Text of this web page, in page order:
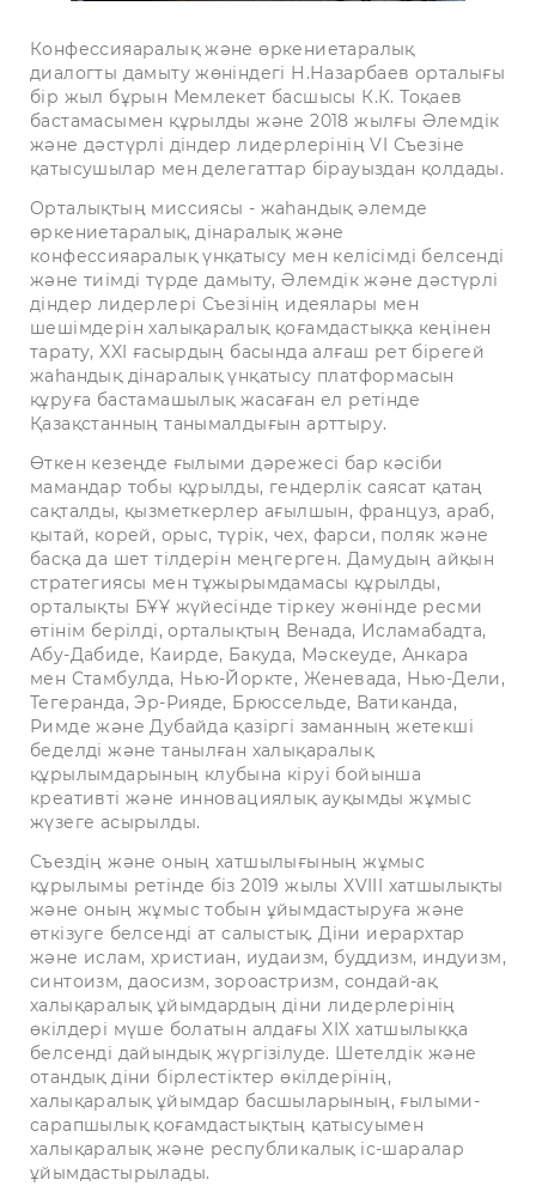
Конфессияаралық және өркениетаралық
диалогты дамыту жөніндегі Н.Назарбаев орталығы
бір жыл бұрын Мемлекет басшысы К.К. Тоқаев
бастамасымен құрылды және 2018 жылғы Әлемдік
және дәстүрлі діндер лидерлерінің VI Съезіне
қатысушылар мен делегаттар бірауыздан қолдады.
Орталықтың миссиясы - жаһандық әлемде
өркениетаралық, дінаралық және
конфессияаралық үнқатысу мен келісімді белсенді
және тиімді түрде дамыту, Әлемдік және дәстүрлі
діндер лидерлері Съезінің идеялары мен
шешімдерін халықаралық қоғамдастыққа кеңінен
тарату, XXI ғасырдың басында алғаш рет бірегей
жаһандық дінаралық үнқатысу платформасын
құруға бастамашылық жасаған ел ретінде
Қазақстанның танымалдығын арттыру.
Өткен кезеңде ғылыми дәрежесі бар кәсіби
мамандар тобы құрылды, гендерлік саясат қатаң
сақталды, қызметкерлер ағылшын, француз, араб,
қытай, корей, орыс, түрік, чех, фарси, поляк және
басқа да шет тілдерін меңгерген. Дамудың айқын
стратегиясы мен тұжырымдамасы құрылды,
орталықты БҰҰ жүйесінде тіркеу жөнінде ресми
өтінім берілді, орталықтың Венада, Исламабадта,
Абу-Дабиде, Каирде, Бакуда, Мәскеуде, Анкара
мен Стамбулда, Нью-Йоркте, Женевада, Нью-Дели,
Тегеранда, Эр-Рияде, Брюссельде, Ватиканда,
Римде және Дубайда қазіргі заманның жетекші
беделді және танылған халықаралық
құрылымдарының клубына кіруі бойынша
креативті және инновациялық ауқымды жұмыс
жүзеге асырылды.
Съездің және оның хатшылығының жұмыс
құрылымы ретінде біз 2019 жылы XVIII хатшылықты
және оның жұмыс тобын ұйымдастыруға және
өткізуге белсенді ат салыстық. Діни иерархтар
және ислам, христиан, иудаизм, буддизм, индуизм,
синтоизм, даосизм, зороастризм, сондай-ақ
халықаралық ұйымдардың діни лидерлерінің
өкілдері мүше болатын алдағы XIX хатшылыққа
белсенді дайындық жүргізілуде. Шетелдік және
отандық діни бірлестіктер өкілдерінің,
халықаралық ұйымдар басшыларының, ғылыми-
сарапшылық қоғамдастықтың қатысуымен
халықаралық және республикалық іс-шаралар
ұйымдастырылады.